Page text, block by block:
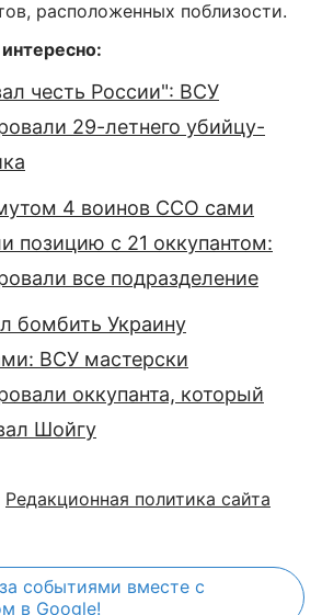
расположенных поблизости.
честь России": ВСУ
29-летнего убийцу-
4 воинов ССО сами
позицию с 21 оккупантом:
все подразделение
бомбить Украину
ВСУ мастерски
оккупанта, который
Шойгу
Редакционная политика сайта
событиями вместе с
в Google!